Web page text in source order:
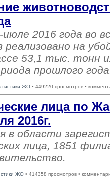
июле 2016 года во
реализовано на
53,1 тыс. тонн
прошлого
ЖО • 449220 просмотров •
лица по
2016г.
в области
лица, 1851
ЖО • 414358 просмотров •